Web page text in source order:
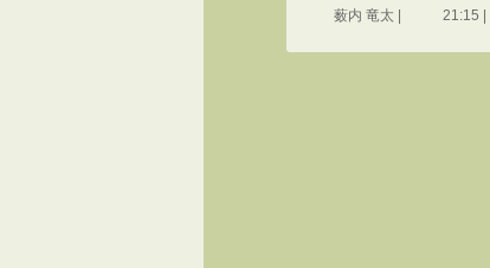
薮内 竜太 | 21:15 |